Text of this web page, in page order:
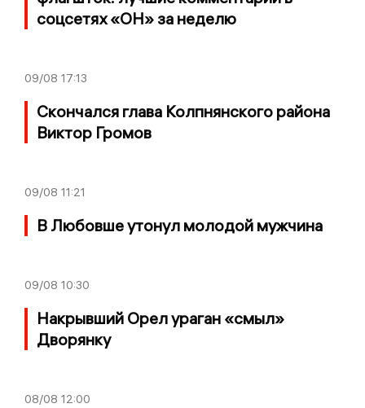
соцсетях «ОН» за неделю
09/08 17:13
Скончался глава Колпнянского района
Виктор Громов
09/08 11:21
В Любовше утонул молодой мужчина
09/08 10:30
Накрывший Орел ураган «смыл»
Дворянку
08/08 12:00